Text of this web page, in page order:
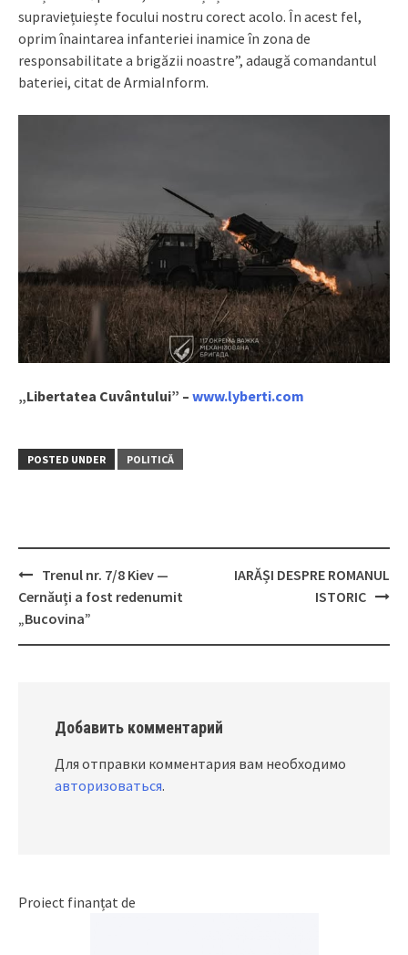
supraviețuiește focului nostru corect acolo. În acest fel,
oprim înaintarea infanteriei inamice în zona de
responsabilitate a brigăzii noastre”, adaugă comandantul
bateriei, citat de ArmiaInform.
„Libertatea Cuvântului” – www.lyberti.com
POSTED UNDER POLITICĂ
Post
navigation
Trenul nr. 7/8 Kiev —
Cernăuți a fost redenumit
„Bucovina”
IARĂȘI DESPRE ROMANUL
ISTORIC
Добавить комментарий
Для отправки комментария вам необходимо
авторизоваться.
Proiect finanțat de